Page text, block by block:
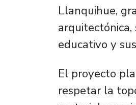
Llanquihue,
educativo y
El proyecto
respetar la